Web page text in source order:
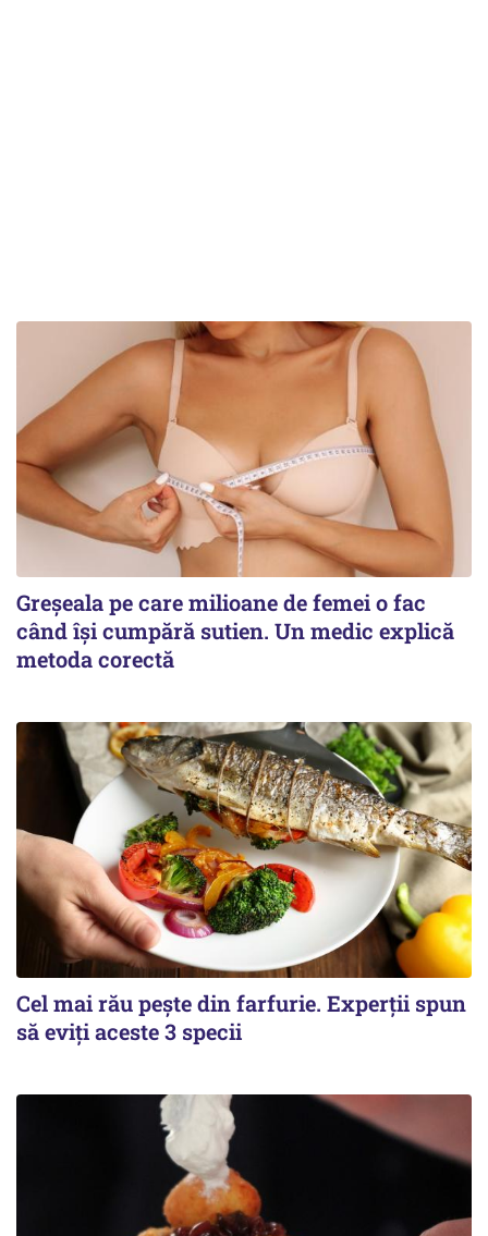
Greșeala pe care milioane de femei o fac
când își cumpără sutien. Un medic explică
metoda corectă
Cel mai rău pește din farfurie. Experții spun
să eviți aceste 3 specii